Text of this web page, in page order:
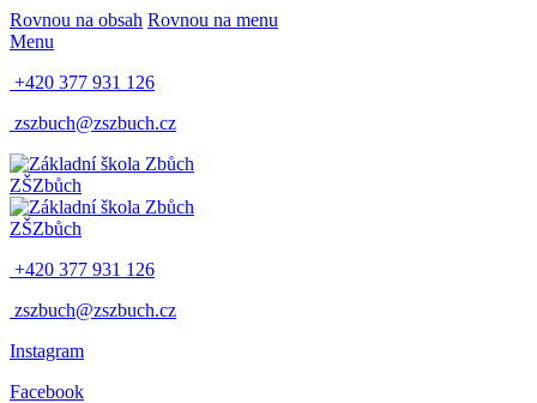
Rovnou na obsah Rovnou na menu
Menu
+420 377 931 126
zszbuch@zszbuch.cz
ZŠZbůch
ZŠZbůch
+420 377 931 126
zszbuch@zszbuch.cz
Instagram
Facebook